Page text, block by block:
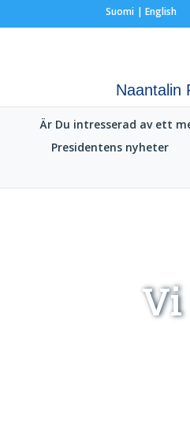
Suomi English
Naantalin
Är Du intresserad av ett
Presidentens nyheter
Vi